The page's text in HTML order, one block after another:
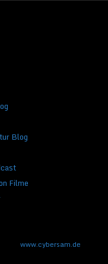
Blog
Filme
www.cybersam.de